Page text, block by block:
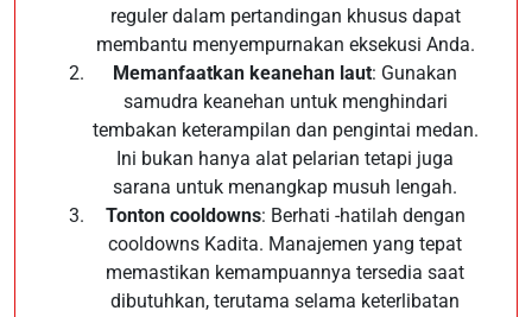
reguler dalam pertandingan khusus dapat
membantu menyempurnakan eksekusi Anda.
Memanfaatkan keanehan laut: Gunakan
samudra keanehan untuk menghindari
tembakan keterampilan dan pengintai medan.
Ini bukan hanya alat pelarian tetapi juga
sarana untuk menangkap musuh lengah.
Tonton cooldowns: Berhati -hatilah dengan
cooldowns Kadita. Manajemen yang tepat
memastikan kemampuannya tersedia saat
dibutuhkan, terutama selama keterlibatan